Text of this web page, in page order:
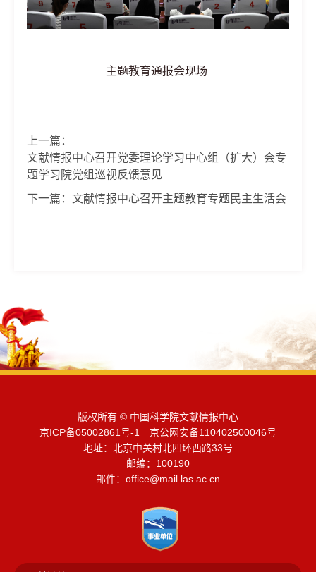
主题教育通报会现场
上一篇：
文献情报中心召开党委理论学习中心组（扩大）会专
题学习院党组巡视反馈意见
下一篇： 文献情报中心召开主题教育专题民主生活会
版权所有 © 中国科学院文献情报中心
京ICP备05002861号-1 京公网安备110402500046号
地址：北京中关村北四环西路33号
邮编：100190
邮件： office@mail.las.ac.cn